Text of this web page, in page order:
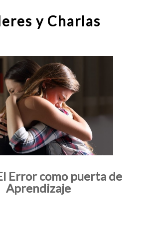
y Charlas
Error como puerta de
Aprendizaje